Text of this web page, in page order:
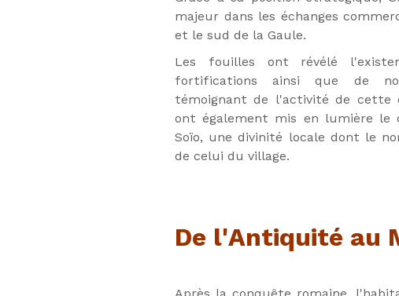
majeur dans les échanges
et le sud de la Gaule.
Les fouilles ont révélé
fortifications ainsi que de
témoignant de l'activité de cette
ont également mis en lumière le
Soïo, une divinité locale dont le
de celui du village.
De l'Antiquité au